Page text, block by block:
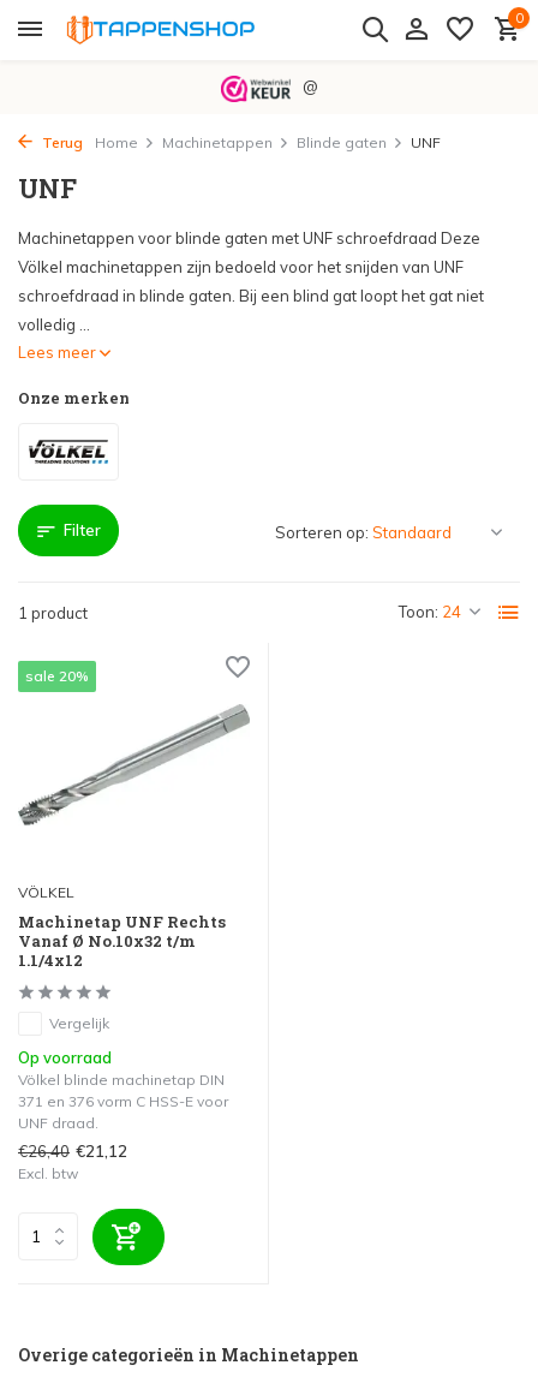
0
@
Terug Home Machinetappen Blinde gaten UNF
UNF
Machinetappen voor blinde gaten met UNF schroefdraad Deze
Völkel machinetappen zijn bedoeld voor het snijden van UNF
schroefdraad in blinde gaten. Bij een blind gat loopt het gat niet
volledig ...
Lees meer
Onze merken
Filter
1 product Toon:
Sorteren op:
sale 20%
VÖLKEL
Machinetap UNF Rechts
Vanaf Ø No.10x32 t/m
1.1/4x12
Vergelijk
Op voorraad
Völkel blinde machinetap DIN
371 en 376 vorm C HSS-E voor
UNF draad.
€26,40 €21,12
Excl. btw
Overige categorieën in Machinetappen